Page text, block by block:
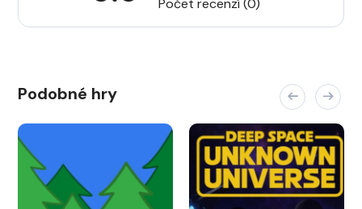
Počet recenzí (0)
Podobné hry